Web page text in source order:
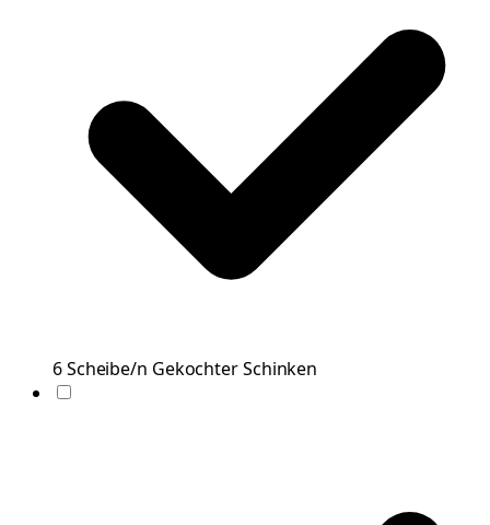
6Scheibe/n Gekochter Schinken